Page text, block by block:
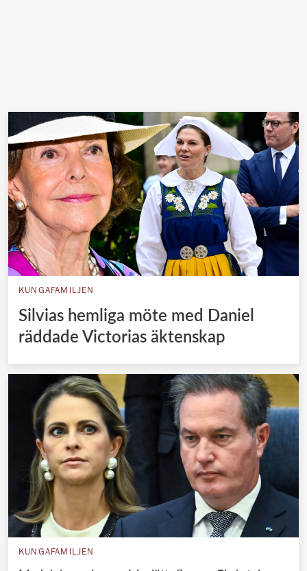
KUNGAFAMILJEN
Silvias hemliga möte med Daniel
räddade Victorias äktenskap
KUNGAFAMILJEN